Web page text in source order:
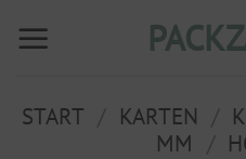
Inhalt
START KARTEN
MM